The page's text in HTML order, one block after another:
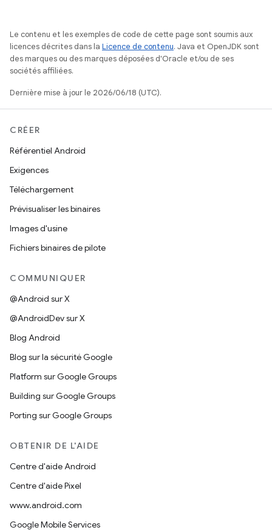
Le contenu et les exemples de code de cette page sont soumis aux
licences décrites dans la Licence de contenu. Java et OpenJDK sont
des marques ou des marques déposées d'Oracle et/ou de ses
sociétés affiliées.
Dernière mise à jour le 2026/06/18 (UTC).
CRÉER
Référentiel Android
Exigences
Téléchargement
Prévisualiser les binaires
Images d'usine
Fichiers binaires de pilote
COMMUNIQUER
@Android sur X
@AndroidDev sur X
Blog Android
Blog sur la sécurité Google
Platform sur Google Groups
Building sur Google Groups
Porting sur Google Groups
OBTENIR DE L'AIDE
Centre d'aide Android
Centre d'aide Pixel
www.android.com
Google Mobile Services